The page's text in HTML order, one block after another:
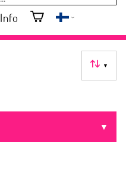
Info
▼
▼